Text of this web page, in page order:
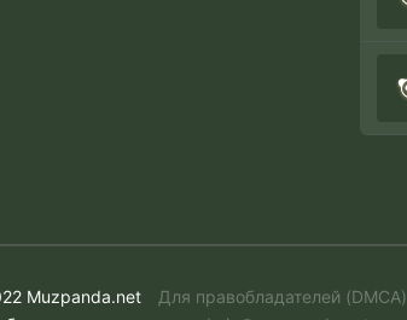
Muzpanda.net
Для правобладателей (DMCA)